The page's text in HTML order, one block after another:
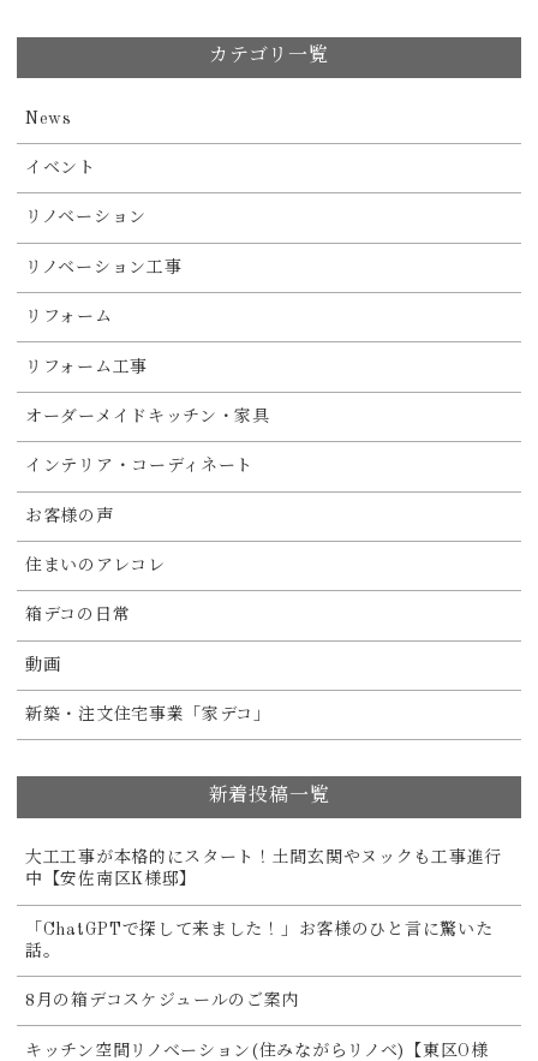
カテゴリ一覧
News
イベント
リノベーション
リノベーション工事
リフォーム
リフォーム工事
オーダーメイドキッチン・家具
インテリア・コーディネート
お客様の声
住まいのアレコレ
箱デコの日常
動画
新築・注文住宅事業「家デコ」
新着投稿一覧
大工工事が本格的にスタート！土間玄関やヌックも工事進行
中【安佐南区K様邸】
「ChatGPTで探して来ました！」お客様のひと言に驚いた
話。
8月の箱デコスケジュールのご案内
キッチン空間リノベーション(住みながらリノベ)【東区O様